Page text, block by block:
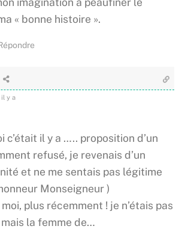
« bonne histoire ».
il y a
c’était il y a ….. proposition d’un
refusé, je revenais d’un
et ne me sentais pas légitime
Monseigneur )
moi, plus récemment ! je n’étais pas
la femme de…